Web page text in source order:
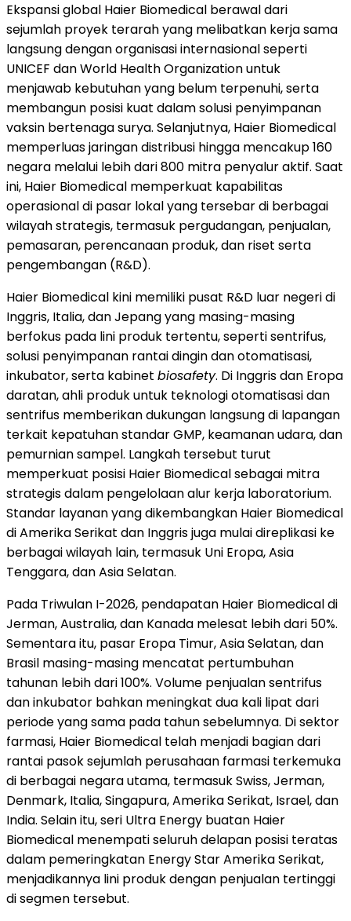
Ekspansi global Haier Biomedical berawal dari
sejumlah proyek terarah yang melibatkan kerja sama
langsung dengan organisasi internasional seperti
UNICEF dan World Health Organization untuk
menjawab kebutuhan yang belum terpenuhi, serta
membangun posisi kuat dalam solusi penyimpanan
vaksin bertenaga surya. Selanjutnya, Haier Biomedical
memperluas jaringan distribusi hingga mencakup 160
negara melalui lebih dari 800 mitra penyalur aktif. Saat
ini, Haier Biomedical memperkuat kapabilitas
operasional di pasar lokal yang tersebar di berbagai
wilayah strategis, termasuk pergudangan, penjualan,
pemasaran, perencanaan produk, dan riset serta
pengembangan (R&D).
Haier Biomedical kini memiliki pusat R&D luar negeri di
Inggris, Italia, dan Jepang yang masing-masing
berfokus pada lini produk tertentu, seperti sentrifus,
solusi penyimpanan rantai dingin dan otomatisasi,
inkubator, serta kabinet biosafety. Di Inggris dan Eropa
daratan, ahli produk untuk teknologi otomatisasi dan
sentrifus memberikan dukungan langsung di lapangan
terkait kepatuhan standar GMP, keamanan udara, dan
pemurnian sampel. Langkah tersebut turut
memperkuat posisi Haier Biomedical sebagai mitra
strategis dalam pengelolaan alur kerja laboratorium.
Standar layanan yang dikembangkan Haier Biomedical
di Amerika Serikat dan Inggris juga mulai direplikasi ke
berbagai wilayah lain, termasuk Uni Eropa, Asia
Tenggara, dan Asia Selatan.
Pada Triwulan I-2026, pendapatan Haier Biomedical di
Jerman, Australia, dan Kanada melesat lebih dari 50%.
Sementara itu, pasar Eropa Timur, Asia Selatan, dan
Brasil masing-masing mencatat pertumbuhan
tahunan lebih dari 100%. Volume penjualan sentrifus
dan inkubator bahkan meningkat dua kali lipat dari
periode yang sama pada tahun sebelumnya. Di sektor
farmasi, Haier Biomedical telah menjadi bagian dari
rantai pasok sejumlah perusahaan farmasi terkemuka
di berbagai negara utama, termasuk Swiss, Jerman,
Denmark, Italia, Singapura, Amerika Serikat, Israel, dan
India. Selain itu, seri Ultra Energy buatan Haier
Biomedical menempati seluruh delapan posisi teratas
dalam pemeringkatan Energy Star Amerika Serikat,
menjadikannya lini produk dengan penjualan tertinggi
di segmen tersebut.